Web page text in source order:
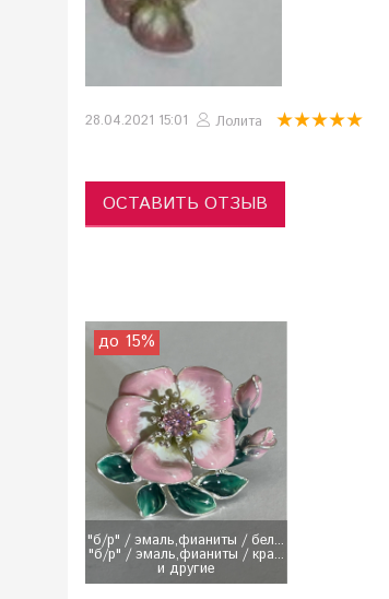
28.04.2021 15:01 Лолита
ОСТАВИТЬ ОТЗЫВ
"б/р" / эмаль,фианиты / бел...
"б/р" / эмаль,фианиты / кра...
и другие
до 15%